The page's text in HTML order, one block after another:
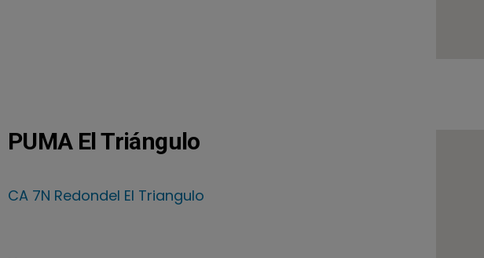
PUMA El Triángulo
CA 7N Redondel El Triangulo